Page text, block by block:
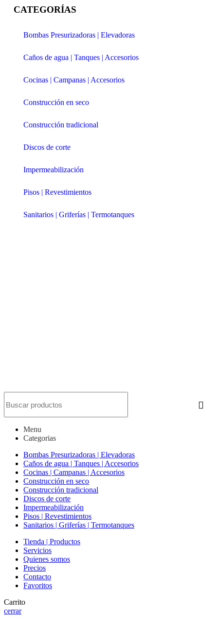
CATEGORÍAS
Bombas Presurizadoras | Elevadoras
Caños de agua | Tanques | Accesorios
Cocinas | Campanas | Accesorios
Construcción en seco
Construcción tradicional
Discos de corte
Impermeabilización
Pisos | Revestimientos
Sanitarios | Griferías | Termotanques
Menu
Categorias
Bombas Presurizadoras | Elevadoras
Caños de agua | Tanques | Accesorios
Cocinas | Campanas | Accesorios
Construcción en seco
Construcción tradicional
Discos de corte
Impermeabilización
Pisos | Revestimientos
Sanitarios | Griferías | Termotanques
Tienda | Productos
Servicios
Quienes somos
Precios
Contacto
Favoritos
Carrito
cerrar